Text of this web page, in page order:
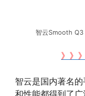
智云Smooth Q3
》》
智云是国内著名
和性能都得到了